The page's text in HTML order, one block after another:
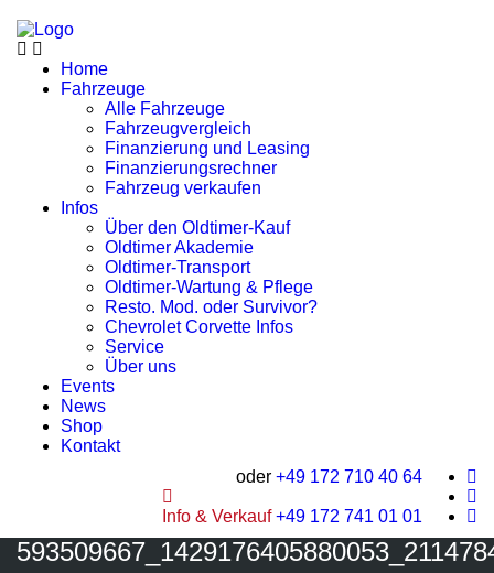
Home
Fahrzeuge
Alle Fahrzeuge
Fahrzeugvergleich
Finanzierung und Leasing
Finanzierungsrechner
Fahrzeug verkaufen
Infos
Über den Oldtimer-Kauf
Oldtimer Akademie
Oldtimer-Transport
Oldtimer-Wartung & Pflege
Resto. Mod. oder Survivor?
Chevrolet Corvette Infos
Service
Über uns
Events
News
Shop
Kontakt
oder +49 172 710 40 64
Info & Verkauf+49 172 741 01 01